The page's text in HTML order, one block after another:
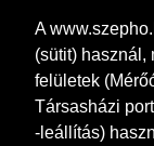
A
(sütit) használ,
felületek
Társasházi
-leállítás)
Tel.: (22)
Adószám: